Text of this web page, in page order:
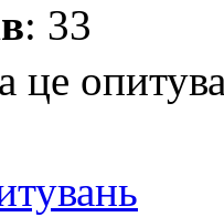
: 33
це